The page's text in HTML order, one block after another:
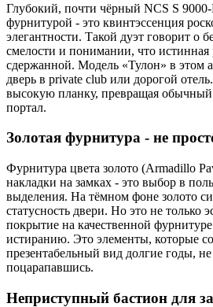
Глубокий, почти чёрный NCS S 9000-
фурнитурой - это квинтэссенция
элегантности. Такой дуэт говорит о
смелости и понимании, что истинная
сдержанной. Модель «Тулон» в этом
дверь в private club или дорогой
высокую планку, превращая
портал.
Золотая фурнитура - не
Фурнитура цвета золото (Armadillo
накладки на замках - это выбор в
выделения. На тёмном фоне золото
статусность двери. Но это не только
покрытие на качественной
истиранию. Это элементы, которые
презентабельный вид долгие годы,
поцарапавшись.
Неприступный бастион для